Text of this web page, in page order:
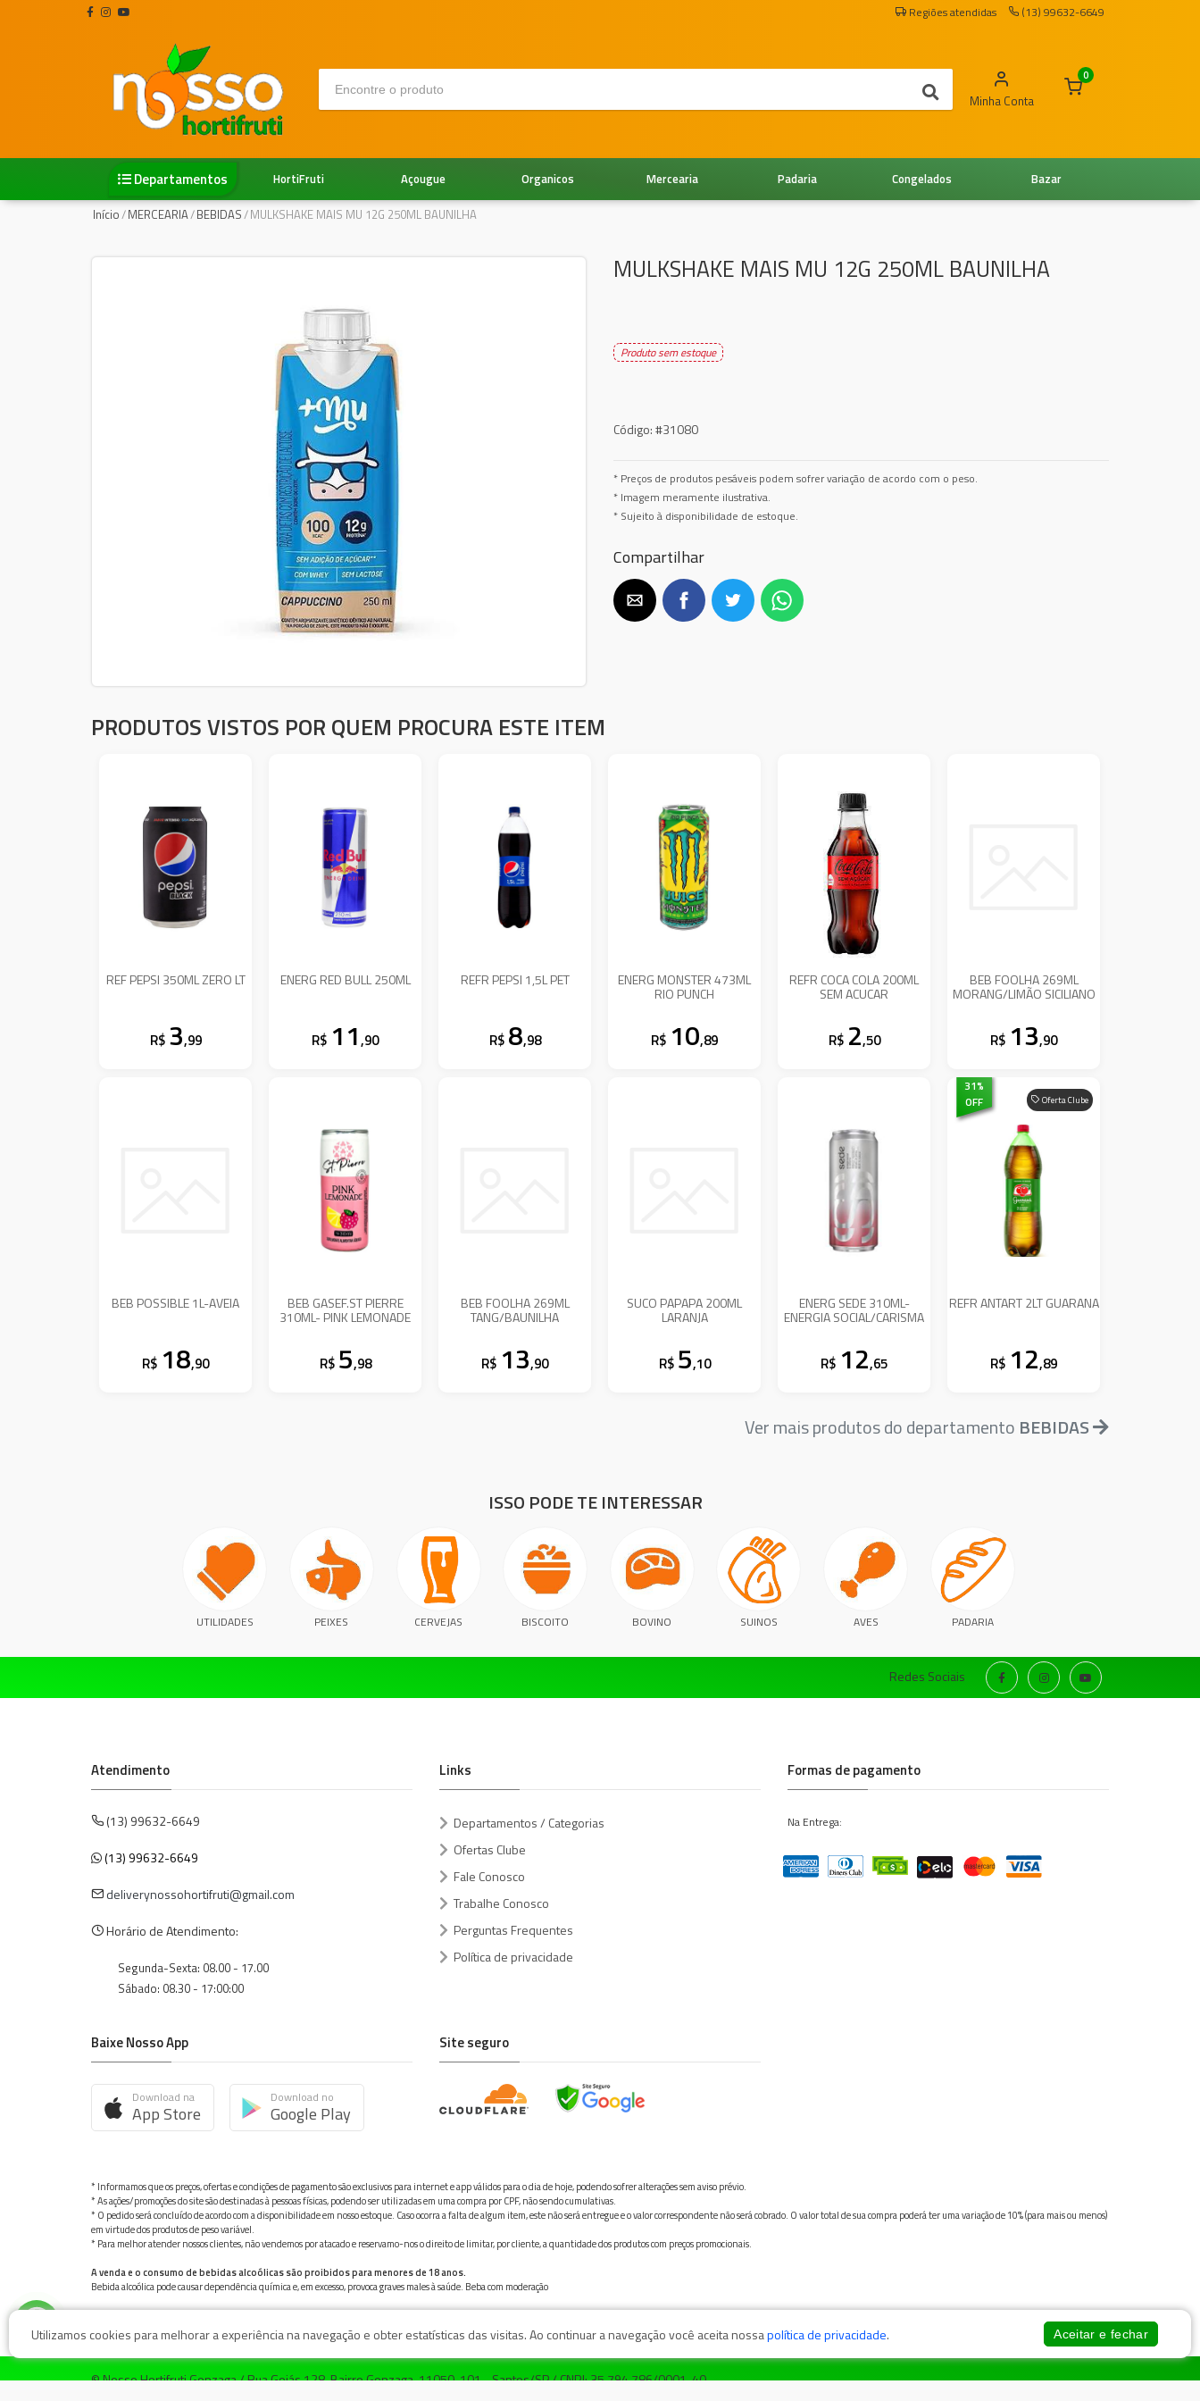
Regiões atendidas (13) 99632-6649
Minha Conta
0
Departamentos Bazar
Congelados
Padaria
Mercearia
Organicos
Açougue
HortiFruti
Início/MERCEARIA/BEBIDAS/MULKSHAKE MAIS MU 12G 250ML BAUNILHA
MULKSHAKE MAIS MU 12G 250ML BAUNILHA
Produto sem estoque
Código:#31080
* Preços de produtos pesáveis podem sofrer variação de acordo com o peso.
* Imagem meramente ilustrativa.
* Sujeito à disponibilidade de estoque.
Compartilhar
PRODUTOS VISTOS POR QUEM PROCURA ESTE ITEM
REF PEPSI 350ML ZERO LT
R$ 3,99
ENERG RED BULL 250ML
R$ 11,90
REFR PEPSI 1,5L PET
R$ 8,98
ENERG MONSTER 473ML
RIO PUNCH
R$ 10,89
REFR COCA COLA 200ML
SEM ACUCAR
R$ 2,50
BEB FOOLHA 269ML
MORANG/LIMÃO SICILIANO
R$ 13,90
BEB POSSIBLE 1L-AVEIA
R$ 18,90
BEB GASEF.ST PIERRE
310ML- PINK LEMONADE
R$ 5,98
BEB FOOLHA 269ML
TANG/BAUNILHA
R$ 13,90
SUCO PAPAPA 200ML
LARANJA
R$ 5,10
ENERG SEDE 310ML-
ENERGIA SOCIAL/CARISMA
R$ 12,65
Oferta Clube
31%
OFF
REFR ANTART 2LT GUARANA
R$ 12,89
Ver mais produtos do departamento BEBIDAS
ISSO PODE TE INTERESSAR
UTILIDADES PEIXES CERVEJAS BISCOITO BOVINO SUINOS AVES PADARIA
Redes Sociais
Atendimento
(13) 99632-6649
(13) 99632-6649
deliverynossohortifruti@gmail.com
Horário de Atendimento:
Segunda-Sexta: 08.00 - 17.00
Sábado: 08.30 - 17:00:00
Links
Departamentos / Categorias
Ofertas Clube
Fale Conosco
Trabalhe Conosco
Perguntas Frequentes
Política de privacidade
Formas de pagamento
Na Entrega:
Baixe Nosso App
Download na
App Store
Download no
Google Play
Site seguro
* Informamos que os preços, ofertas e condições de pagamento são exclusivos para internet e app válidos para o dia de hoje, podendo sofrer alterações sem aviso prévio.
* As ações/promoções do site são destinadas à pessoas físicas, podendo ser utilizadas em uma compra por CPF, não sendo cumulativas.
* O pedido será concluído de acordo com a disponibilidade em nosso estoque. Caso ocorra a falta de algum item, este não será entregue e o valor correspondente não será cobrado. O valor total de sua compra poderá ter uma variação de 10% (para mais ou menos)
em virtude dos produtos de peso variável.
* Para melhor atender nossos clientes, não vendemos por atacado e reservamo-nos o direito de limitar, por cliente, a quantidade dos produtos com preços promocionais.
A venda e o consumo de bebidas alcoólicas são proibidos para menores de 18 anos.
Bebida alcoólica pode causar dependência química e, em excesso, provoca graves males à saúde. Beba com moderação
© Nosso Hortifruti Gonzaga / Rua Goiás 128, Bairro Gonzaga, 11050-101 - Santos/SP / CNPJ: 35.794.786/0001-40
Utilizamos cookies para melhorar a experiência na navegação e obter estatísticas das visitas. Ao continuar a navegação você aceita nossapolítica de privacidade. Aceitar e fechar